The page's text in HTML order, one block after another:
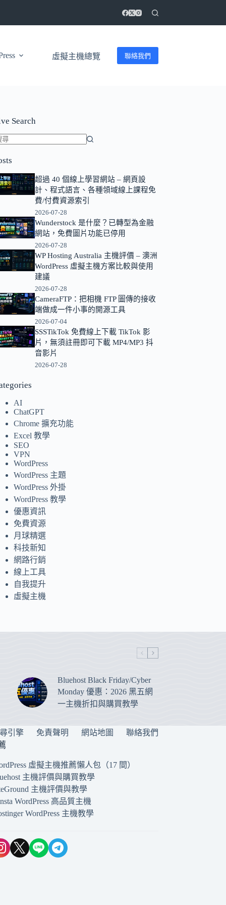
虛擬主機總覽 聯絡我們
Search
超過 40 個線上學習網站 – 網頁設
計、程式語言、各種領域線上課程免
費/付費資源索引
2026-07-28
Wunderstock 是什麼？已轉型為金融
網站，免費圖片功能已停用
2026-07-28
WP Hosting Australia 主機評價 – 澳洲
WordPress 虛擬主機方案比較與使用
建議
2026-07-28
CameraFTP：把相機 FTP 圖傳的接收
端做成一件小事的開源工具
2026-07-04
SSSTikTok 免費線上下載 TikTok 影
片，無須註冊即可下載 MP4/MP3 抖
音影片
2026-07-28
AI
ChatGPT
Chrome 擴充功能
Excel 教學
SEO
VPN
WordPress
WordPress 主題
WordPress 外掛
WordPress 教學
優惠資訊
免費資源
月球精選
科技新知
網路行銷
線上工具
自我提升
虛擬主機
Bluehost Black Friday/Cyber
Monday 優惠：2026 黑五網
一主機折扣與購買教學
引擎 免責聲明 網站地圖 聯絡我們
虛擬主機推薦懶人包（17 間）
主機評價與購買教學
主機評價與教學
WordPress 高品質主機
WordPress 主機教學